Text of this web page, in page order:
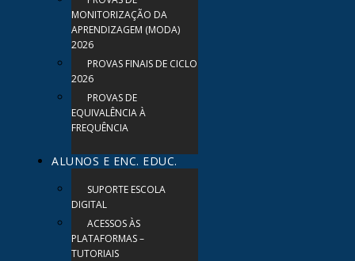
MONITORIZAÇÃO DA
APRENDIZAGEM (MODA)
2026
PROVAS FINAIS DE CICLO
2026
PROVAS DE
EQUIVALÊNCIA À
FREQUÊNCIA
ALUNOS E ENC. EDUC.
SUPORTE ESCOLA
DIGITAL
ACESSOS ÀS
PLATAFORMAS –
TUTORIAIS